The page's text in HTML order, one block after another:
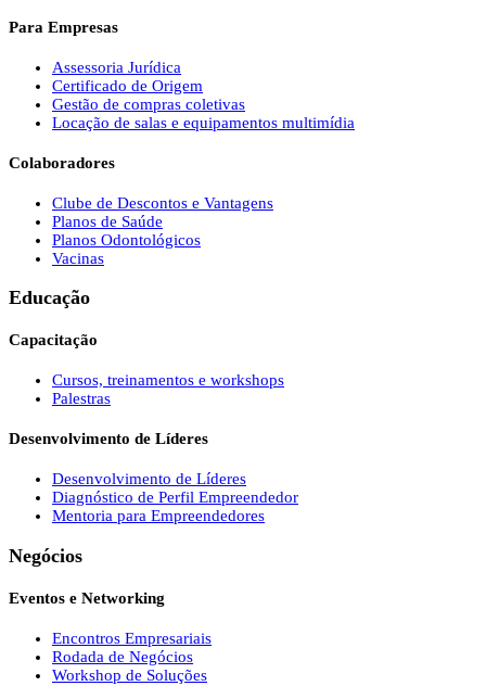
Para Empresas
Assessoria Jurídica
Certificado de Origem
Gestão de compras coletivas
Locação de salas e equipamentos multimídia
Colaboradores
Clube de Descontos e Vantagens
Planos de Saúde
Planos Odontológicos
Vacinas
Educação
Capacitação
Cursos, treinamentos e workshops
Palestras
Desenvolvimento de Líderes
Desenvolvimento de Líderes
Diagnóstico de Perfil Empreendedor
Mentoria para Empreendedores
Negócios
Eventos e Networking
Encontros Empresariais
Rodada de Negócios
Workshop de Soluções